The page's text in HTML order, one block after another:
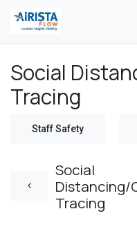
Social
Tracing
Staff Safety
Social
Distancing/
Tracing